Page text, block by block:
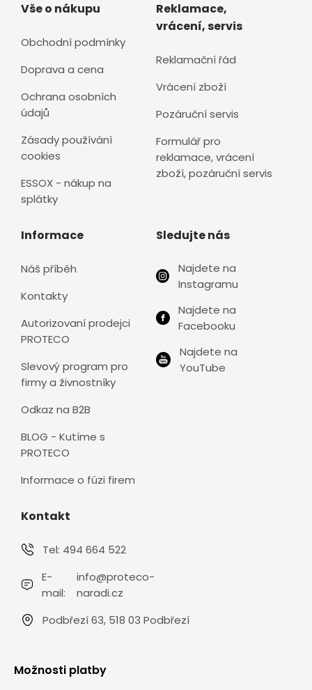
Vše o nákupu
Obchodní podmínky
Doprava a cena
Ochrana osobních
údajů
Zásady používání
cookies
ESSOX - nákup na
splátky
Reklamace,
vrácení, servis
Reklamační řád
Vrácení zboží
Pozáruční servis
Formulář pro
reklamace, vrácení
zboží, pozáruční servis
Informace
Náš příběh
Kontakty
Autorizovaní prodejci
PROTECO
Slevový program pro
firmy a živnostníky
Odkaz na B2B
BLOG - Kutíme s
PROTECO
Informace o fúzi firem
Sledujte nás
Najdete na
Instagramu
Najdete na
Facebooku
Najdete na
YouTube
Kontakt
Tel: 494 664 522
E-
mail:
info@proteco-
naradi.cz
Podbřezí 63, 518 03 Podbřezí
Možnosti platby